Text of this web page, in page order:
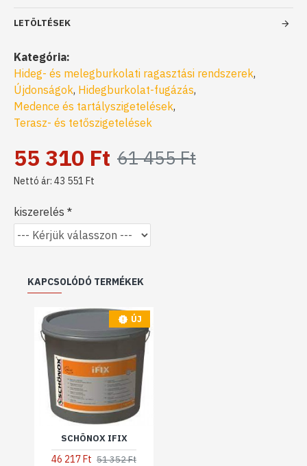
LETÖLTÉSEK
Kategória:
Hideg- és melegburkolati ragasztási rendszerek,
Újdonságok, Hidegburkolat-fugázás,
Medence és tartályszigetelések,
Terasz- és tetőszigetelések
55 310 Ft 61 455 Ft
Nettó ár: 43 551 Ft
kiszerelés
KAPCSOLÓDÓ TERMÉKEK
ÚJ
SCHÖNOX IFIX
46 217 Ft 51 352 Ft